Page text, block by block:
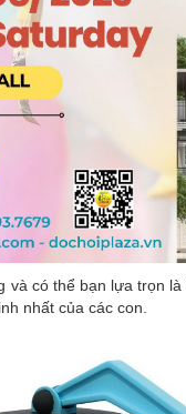
và có thể bạn lựa trọn
nhất của các con.